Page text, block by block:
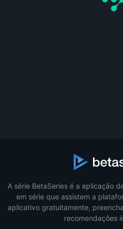
A série BetaSeries é a aplicação
em série que assistem a
aplicativo gratuitamente,
recomendações